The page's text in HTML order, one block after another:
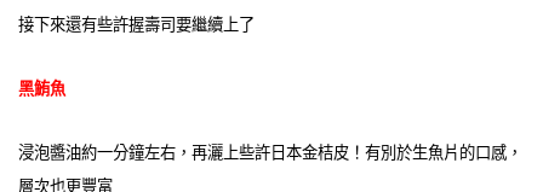
接下來還有些許握壽司要繼續上了
黑鮪魚
浸泡醬油約一分鐘左右，再灑上些許日本金桔皮！有別於生魚片的口感，
層次也更豐富